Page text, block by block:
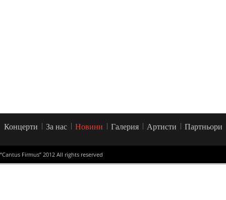
Концерти За нас Новини Галерия Артисти Партньори
“Cantus Firmus” 2012 All rights reserved